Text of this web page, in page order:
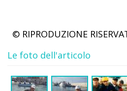
© RIPRODUZIONE
Le foto dell'articolo